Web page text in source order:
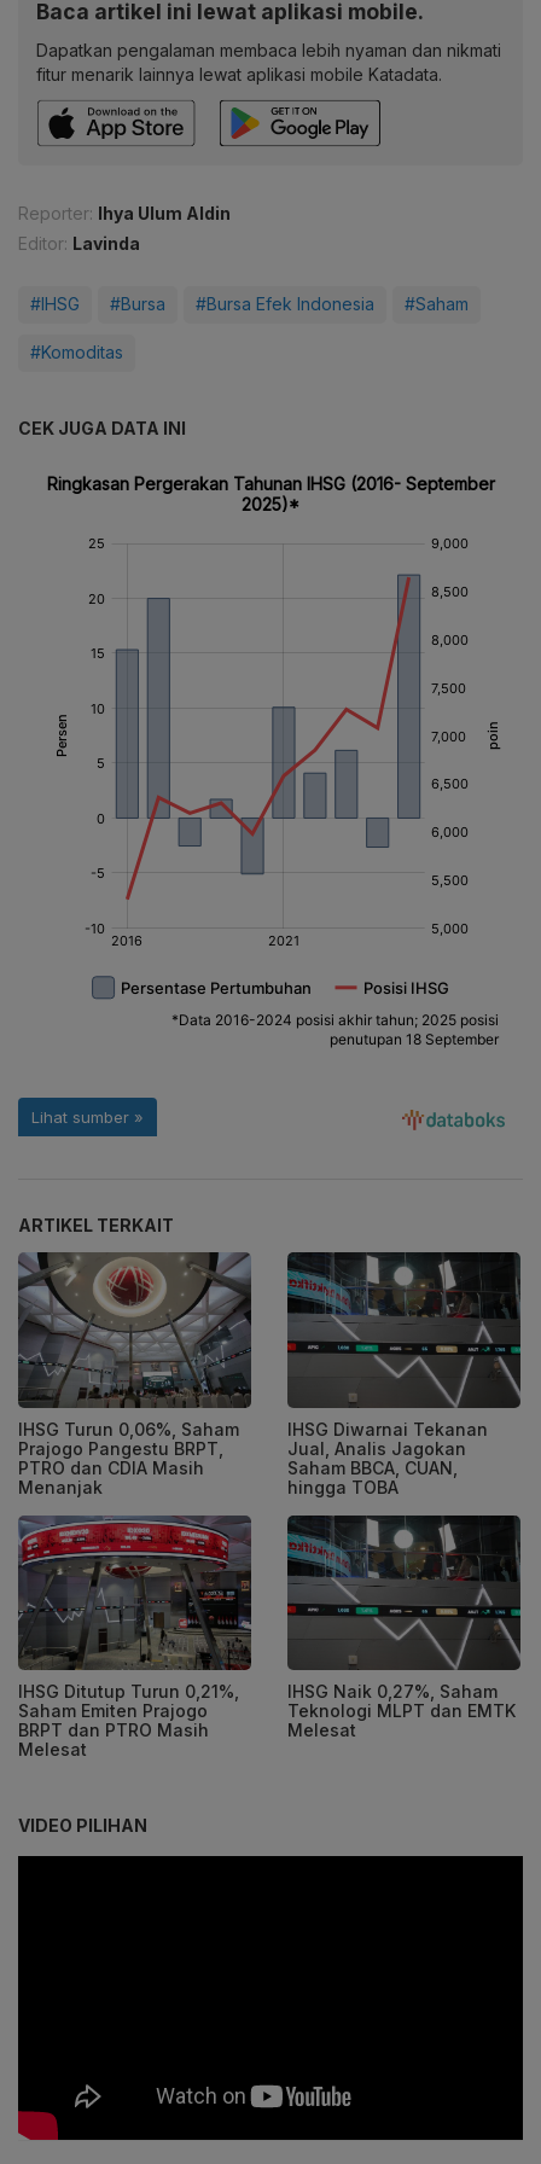
Baca artikel ini lewat aplikasi mobile.
Dapatkan pengalaman membaca lebih nyaman dan nikmati
fitur menarik lainnya lewat aplikasi mobile Katadata.
Reporter: Ihya Ulum Aldin
Editor: Lavinda
#IHSG #Bursa #Bursa Efek Indonesia #Saham
#Komoditas
CEK JUGA DATA INI
ARTIKEL TERKAIT
IHSG Turun 0,06%, Saham
Prajogo Pangestu BRPT,
PTRO dan CDIA Masih
Menanjak
IHSG Diwarnai Tekanan
Jual, Analis Jagokan
Saham BBCA, CUAN,
hingga TOBA
IHSG Ditutup Turun 0,21%,
Saham Emiten Prajogo
BRPT dan PTRO Masih
Melesat
IHSG Naik 0,27%, Saham
Teknologi MLPT dan EMTK
Melesat
VIDEO PILIHAN